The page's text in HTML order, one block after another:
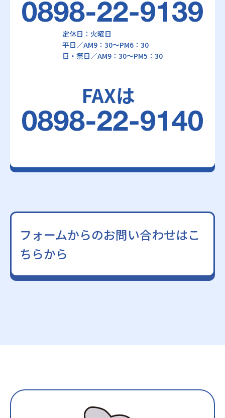
定休日：火曜日
平日／AM9：30～PM6：30
日・祭日／AM9：30～PM5：30
FAXは
フォームからのお問い合わせはこ
ちらから